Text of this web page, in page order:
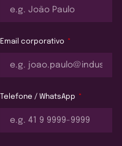
Email corporativo
Telefone / WhatsApp